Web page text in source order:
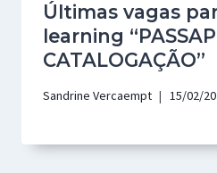
Últimas vagas
learning
CATALOGAÇÃO”
Sandrine Vercaempt 15/02/